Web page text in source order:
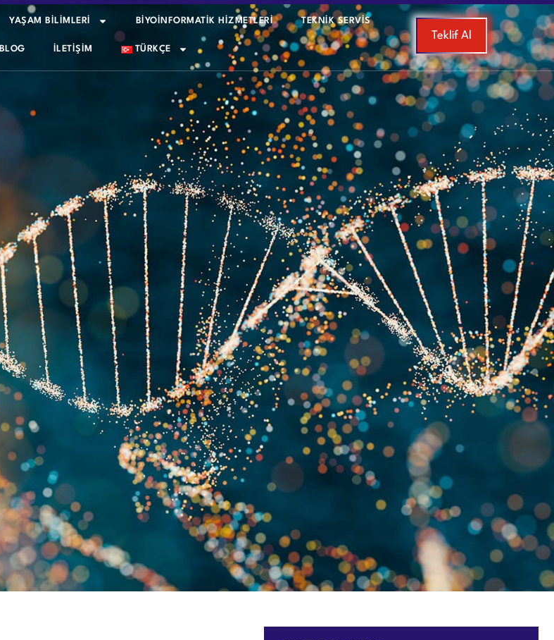
YAŞAM BİLİMLERİ BİYOİNFORMATİK HİZMETLERİ TEKNIK SERVIS
BLOG İLETIŞIM TÜRKÇE
Teklif Al